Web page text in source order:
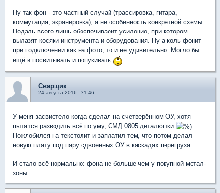
Ну так фон - это частный случай (трассировка, гитара,
коммутация, экранировка), а не особенность конкретной схемы.
Педаль всего-лишь обеспечиваеит усиление, при котором
вылазят косяки инструмента и оборудования. Ну а коль фонит
при подключении как на фото, то и не удивительно. Могло бы
ещё и посвитывать и попукивать
Сварщик
24 августа 2016 - 21:46
У меня засвистело когда сделал на счетверённом ОУ, хотя
пытался разводить всё по уму, СМД 0805 деталюшки
Пожлобился на текстолит и заплатил тем, что потом делал
новую плату под пару сдвоенных ОУ в каскадах перегруза.
И стало всё нормально: фона не больше чем у покупной метал-
зоны.